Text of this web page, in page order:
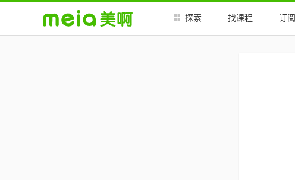
探索 找课程 订阅